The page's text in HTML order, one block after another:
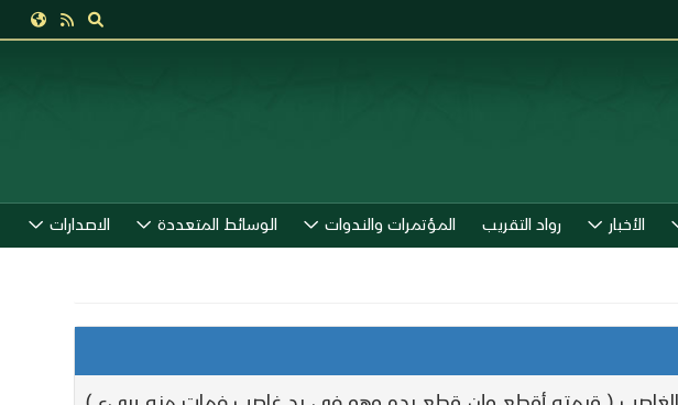
الأخبار رواد التقريب المؤتمرات والندوات الوسائط المتعددة الاصدارات
( قيمته أقطع وإن قطع يده وهو في يد غاصب فمات منه برىء )